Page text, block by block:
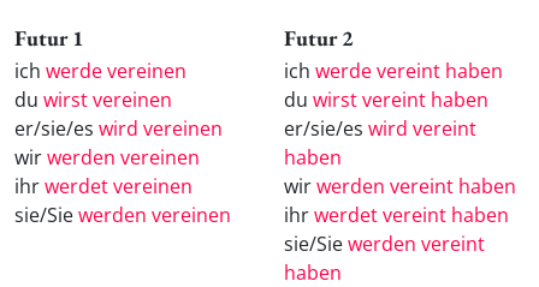
Futur 1
ich werde vereinen
du wirst vereinen
er/sie/es wird vereinen
wirwerden vereinen
ihrwerdet vereinen
sie/Siewerden vereinen
Futur 2
ich werde vereint haben
du wirst vereint haben
er/sie/es wird vereint
haben
wirwerden vereint haben
ihrwerdet vereint haben
sie/Siewerden vereint
haben